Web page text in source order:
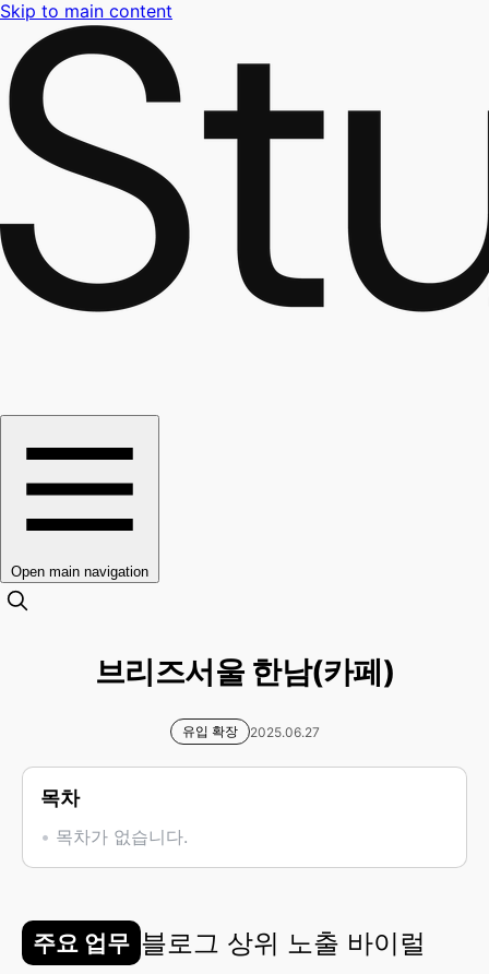
Skip to main content
Open main navigation
브리즈서울 한남(카페)
유입 확장 2025.06.27
목차
목차가 없습니다.
주요 업무 블로그 상위 노출 바이럴